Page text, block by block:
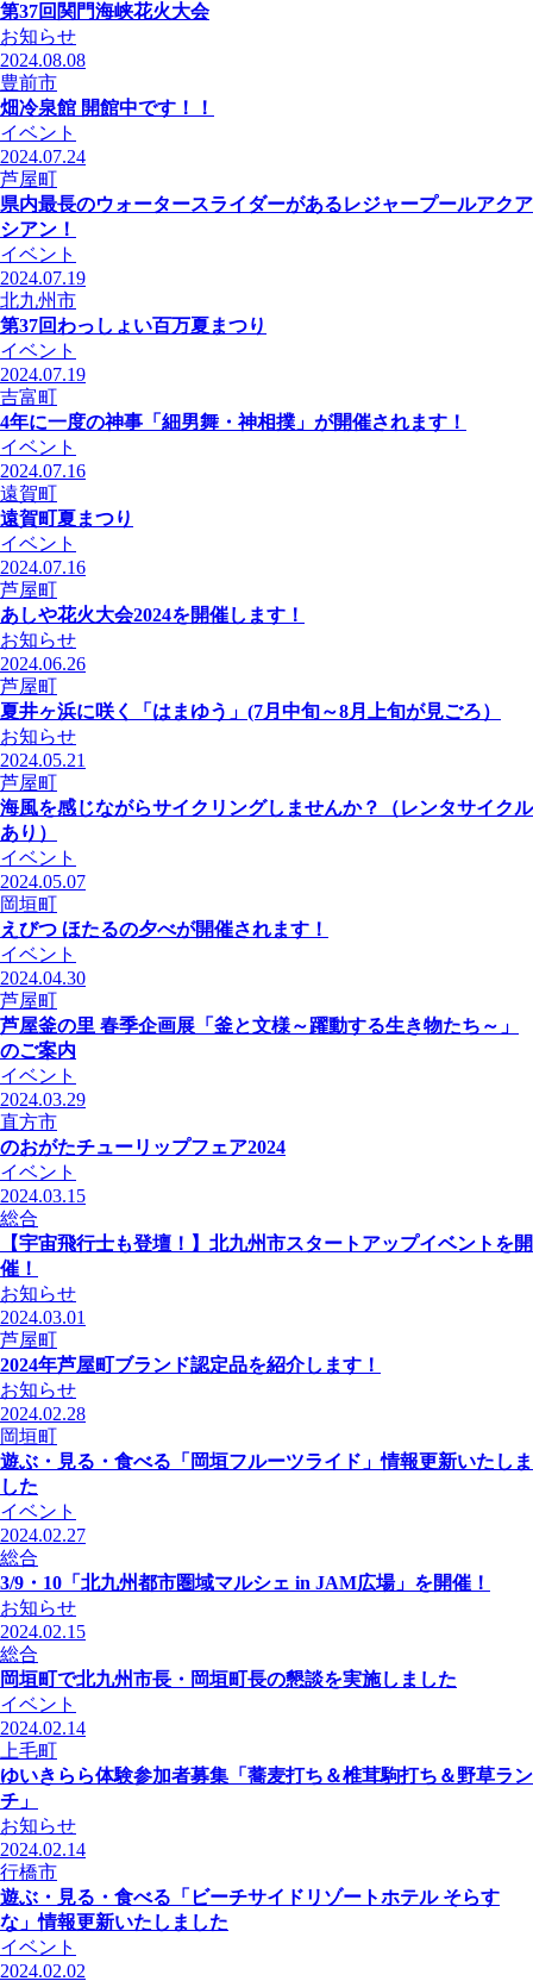
第37回関門海峡花火大会
お知らせ
2024.08.08
豊前市
畑冷泉館 開館中です！！
イベント
2024.07.24
芦屋町
県内最長のウォータースライダーがあるレジャープールアクア
シアン！
イベント
2024.07.19
北九州市
第37回わっしょい百万夏まつり
イベント
2024.07.19
吉富町
4年に一度の神事「細男舞・神相撲」が開催されます！
イベント
2024.07.16
遠賀町
遠賀町夏まつり
イベント
2024.07.16
芦屋町
あしや花火大会2024を開催します！
お知らせ
2024.06.26
芦屋町
夏井ヶ浜に咲く「はまゆう」(7月中旬～8月上旬が見ごろ）
お知らせ
2024.05.21
芦屋町
海風を感じながらサイクリングしませんか？（レンタサイクル
あり）
イベント
2024.05.07
岡垣町
えびつ ほたるの夕べが開催されます！
イベント
2024.04.30
芦屋町
芦屋釜の里 春季企画展「釜と文様～躍動する生き物たち～」
のご案内
イベント
2024.03.29
直方市
のおがたチューリップフェア2024
イベント
2024.03.15
総合
【宇宙飛行士も登壇！】北九州市スタートアップイベントを開
催！
お知らせ
2024.03.01
芦屋町
2024年芦屋町ブランド認定品を紹介します！
お知らせ
2024.02.28
岡垣町
遊ぶ・見る・食べる「岡垣フルーツライド」情報更新いたしま
した
イベント
2024.02.27
総合
3/9・10「北九州都市圏域マルシェ in JAM広場」を開催！
お知らせ
2024.02.15
総合
岡垣町で北九州市長・岡垣町長の懇談を実施しました
イベント
2024.02.14
上毛町
ゆいきらら体験参加者募集「蕎麦打ち＆椎茸駒打ち＆野草ラン
チ」
お知らせ
2024.02.14
行橋市
遊ぶ・見る・食べる「ビーチサイドリゾートホテル そらす
な」情報更新いたしました
イベント
2024.02.02